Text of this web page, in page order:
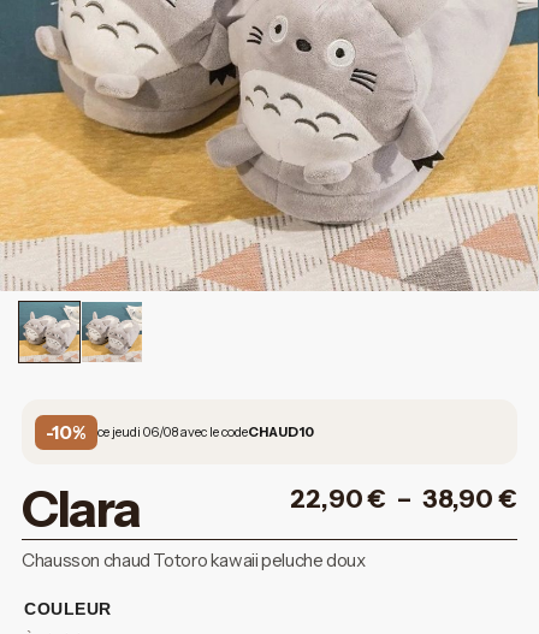
-10% ce jeudi 06/08 avec le codeCHAUD10
Clara 22,90€ – 38,90€
Chausson chaud Totoro kawaii peluche doux
COULEUR